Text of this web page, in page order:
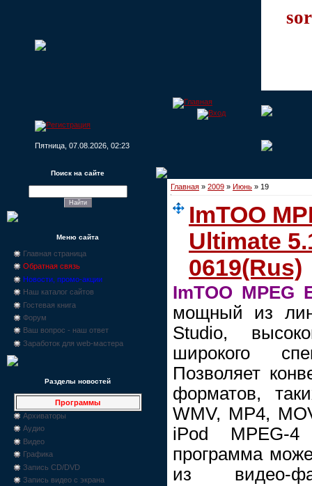
Пятница, 07.08.2026, 02:23
Поиск на сайте
Меню сайта
Главная страница
Обратная связь
Новости, промо-акции
Наш каталог сайтов
Гостевая книга
Форум
Ваш вопрос - наш ответ
Заработок для web-мастера
Разделы новостей
Программы
Архиваторы
Аудио
Видео
Графика
Запись CD/DVD
Запись видео с экрана
Главная » 2009 » Июнь » 19
ImTOO
Ultimate
0619(Rus)
ImTOO MPEG
мощный из
Studio,
широкого
Позволяет
форматов,
WMV, MP4,
iPod MPEG-
программа
из видео-